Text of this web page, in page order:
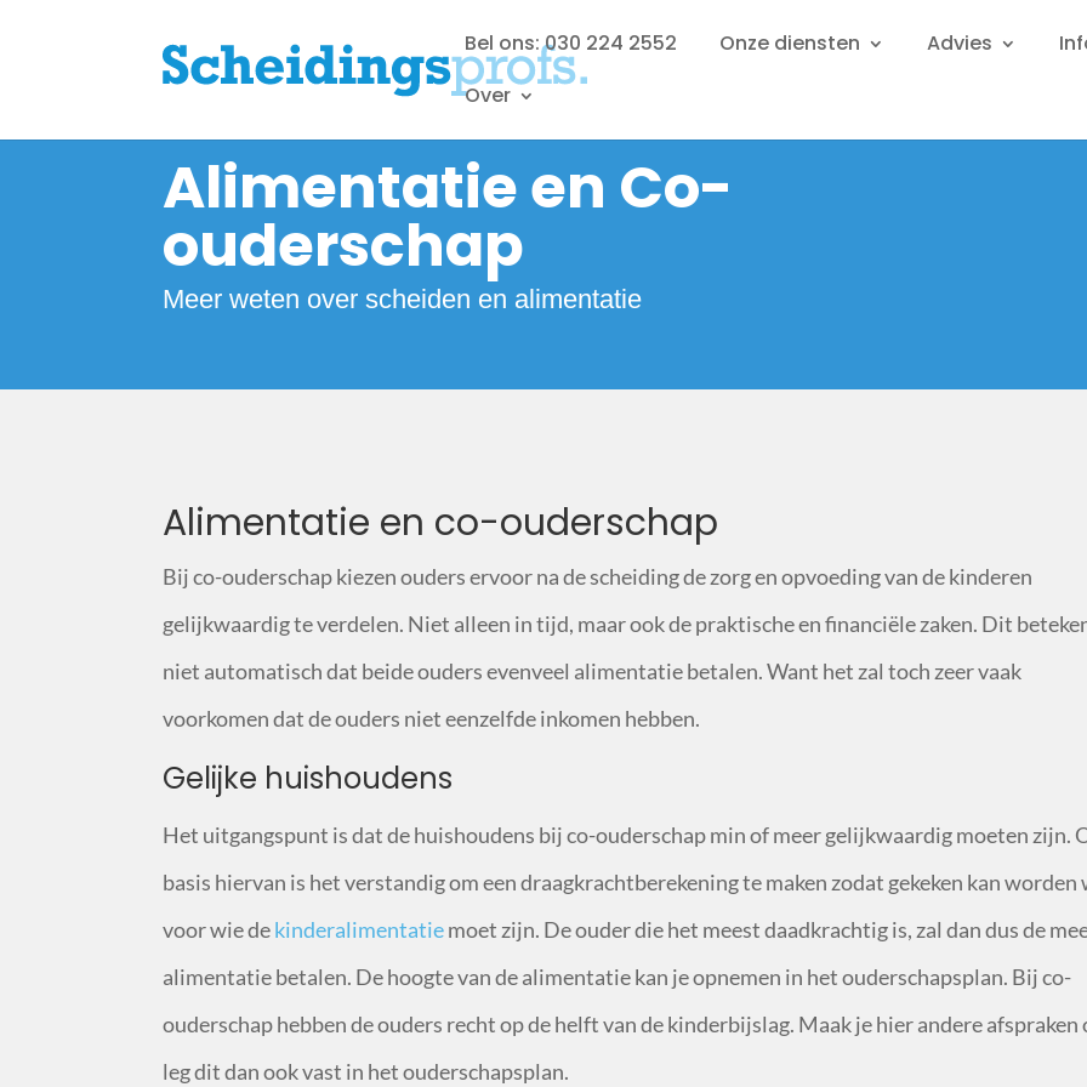
Bel ons: 030 224 2552 Onze diensten Advies
Over
Alimentatie en Co-
ouderschap
Meer weten over scheiden en alimentatie
Alimentatie en co-ouderschap
Bij co-ouderschap kiezen ouders ervoor na de scheiding de zorg en opvoeding van de kinderen
gelijkwaardig te verdelen. Niet alleen in tijd, maar ook de praktische en financiële zaken. Dit
niet automatisch dat beide ouders evenveel alimentatie betalen. Want het zal toch zeer vaak
voorkomen dat de ouders niet eenzelfde inkomen hebben.
Gelijke huishoudens
Het uitgangspunt is dat de huishoudens bij co-ouderschap min of meer gelijkwaardig moeten zijn.
basis hiervan is het verstandig om een draagkrachtberekening te maken zodat gekeken kan worden
voor wie dekinderalimentatiemoet zijn. De ouder die het meest daadkrachtig is, zal dan dus de
alimentatie betalen. De hoogte van de alimentatie kan je opnemen in het ouderschapsplan. Bij co-
ouderschap hebben de ouders recht op de helft van de kinderbijslag. Maak je hier andere afspraken
leg dit dan ook vast in het ouderschapsplan.